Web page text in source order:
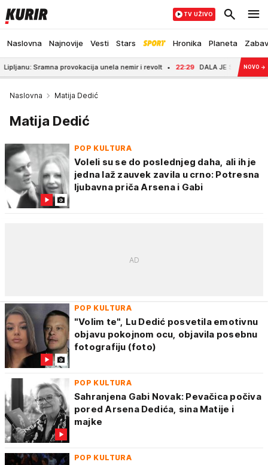
Naslovna Najnovije Vesti Stars Hronika Planeta
TV UŽIVO
provokacija unela nemir i revolt 22:29 DALA JE SVE OD SEBE!NOVO →
Naslovna Matija Dedić
Matija Dedić
POP KULTURA
Voleli su se do poslednjeg daha, ali ih je
jedna laž zauvek zavila u crno: Potresna
ljubavna priča Arsena i Gabi
POP KULTURA
"Volim te", Lu Dedić posvetila emotivnu
objavu pokojnom ocu, objavila posebnu
fotografiju (foto)
POP KULTURA
Sahranjena Gabi Novak: Pevačica počiva
pored Arsena Dedića, sina Matije i
majke
POP KULTURA